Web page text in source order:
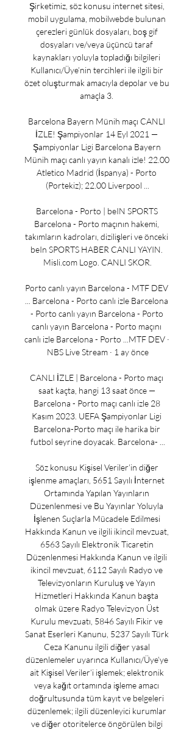
Şirketimiz, söz konusu internet sitesi,
mobil uygulama, mobilwebde bulunan
çerezleri günlük dosyaları, boş gif
dosyaları ve/veya üçüncü taraf
kaynakları yoluyla topladığı bilgileri
Kullanıcı/Üye’nin tercihleri ile ilgili bir
özet oluşturmak amacıyla depolar ve bu
amaçla 3.
Barcelona Bayern Münih maçı CANLI
İZLE! Şampiyonlar 14 Eyl 2021 —
Şampiyonlar Ligi Barcelona Bayern
Münih maçı canlı yayın kanalı izle! 22.00
Atletico Madrid (İspanya) - Porto
(Portekiz); 22.00 Liverpool ...
Barcelona - Porto | beIN SPORTS
Barcelona - Porto maçının hakemi,
takımların kadroları, dizilişleri ve önceki
beIn SPORTS HABER CANLI YAYIN.
Misli.com Logo. CANLI SKOR.
Porto canlı yayın Barcelona - MTF DEV
... Barcelona - Porto canlı izle Barcelona
- Porto canlı yayın Barcelona - Porto
canlı yayın Barcelona - Porto maçını
canlı izle Barcelona - Porto ...MTF DEV ·
NBS Live Stream · 1 ay önce
CANLI İZLE | Barcelona - Porto maçı
saat kaçta, hangi 13 saat önce —
Barcelona - Porto maçı canlı izle 28
Kasım 2023. UEFA Şampiyonlar Ligi
Barcelona-Porto maçı ile harika bir
futbol seyrine doyacak. Barcelona- ...
Söz konusu Kişisel Veriler’in diğer
işlenme amaçları, 5651 Sayılı İnternet
Ortamında Yapılan Yayınların
Düzenlenmesi ve Bu Yayınlar Yoluyla
İşlenen Suçlarla Mücadele Edilmesi
Hakkında Kanun ve ilgili ikincil mevzuat,
6563 Sayılı Elektronik Ticaretin
Düzenlenmesi Hakkında Kanun ve ilgili
ikincil mevzuat, 6112 Sayılı Radyo ve
Televizyonların Kuruluş ve Yayın
Hizmetleri Hakkında Kanun başta
olmak üzere Radyo Televizyon Üst
Kurulu mevzuatı, 5846 Sayılı Fikir ve
Sanat Eserleri Kanunu, 5237 Sayılı Türk
Ceza Kanunu ilgili diğer yasal
düzenlemeler uyarınca Kullanıcı/Üye’ye
ait Kişisel Veriler’i işlemek; elektronik
veya kağıt ortamında işleme amacı
doğrultusunda tüm kayıt ve belgeleri
düzenlemek; ilgili düzenleyici kurumlar
ve diğer otoritelerce öngörülen bilgi